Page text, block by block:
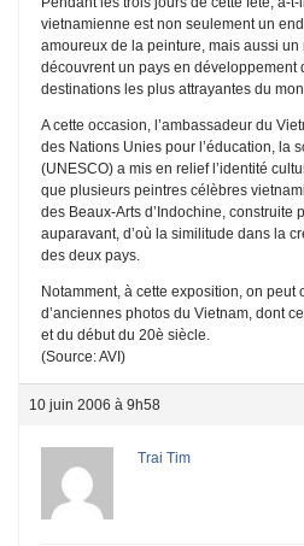
vietnamienne est non seulement un
amoureux de la peinture, mais aussi
découvrent un pays en développement
destinations les plus attrayantes du
A cette occasion, l’ambassadeur du
des Nations Unies pour l’éducation, la
(UNESCO) a mis en relief l’identité
que plusieurs peintres célèbres
des Beaux-Arts d’Indochine, construite
auparavant, d’où la similitude dans la
des deux pays.
Notamment, à cette exposition, on peut
d’anciennes photos du Vietnam, dont
et du début du 20è siècle.
(Source: AVI)
10 juin 2006 à 9h58
Trai Tim